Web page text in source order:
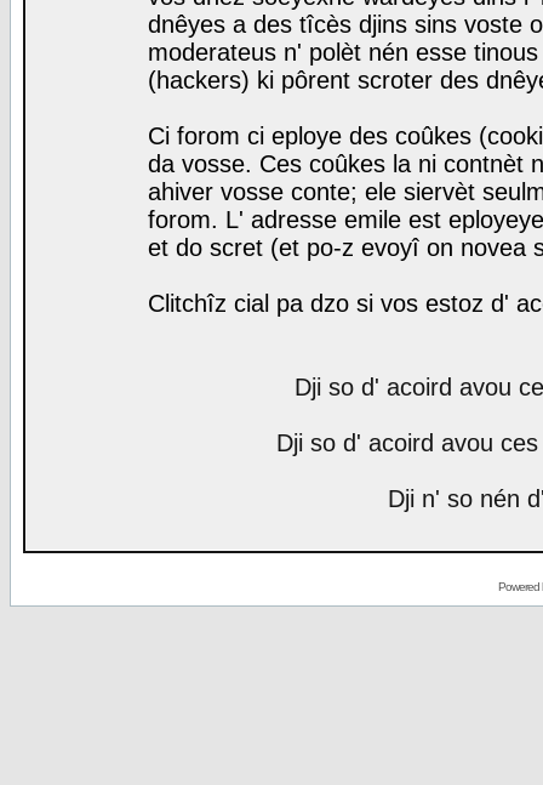
dnêyes a des tîcès djins sins voste
moderateus n' polèt nén esse
(hackers) ki pôrent scroter des
Ci forom ci eploye des coûkes
da vosse. Ces coûkes la ni contnèt
ahiver vosse conte; ele siervèt
forom. L' adresse emile est
et do scret (et po-z evoyî on novea
Clitchîz cial pa dzo si vos estoz d'
Dji so d' acoird avou
Dji so d' acoird avou
Dji n' so nén
Powered